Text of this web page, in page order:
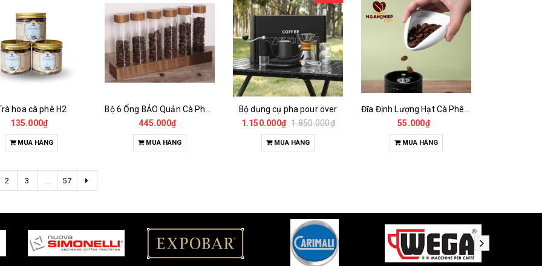
hoa cà phê H2
135.000₫
MUA HÀNG
445.000₫
MUA HÀNG
Bộ dụng cụ pha pour over
1.150.000₫ 1.850.000₫
MUA HÀNG
55.000₫
MUA HÀNG
2 3 ... 57